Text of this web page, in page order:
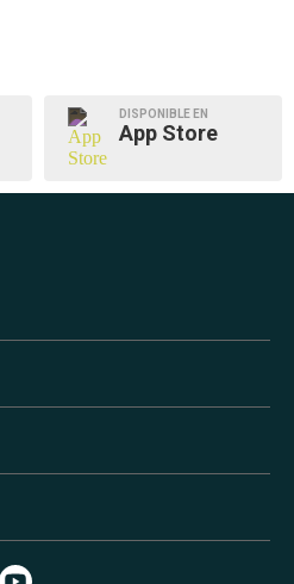
DISPONIBLE EN
App Store